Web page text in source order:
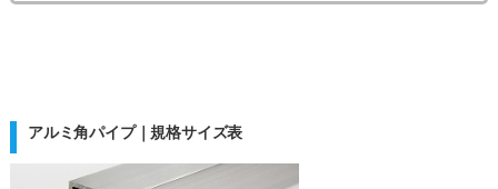
アルミ角パイプ｜規格サイズ表